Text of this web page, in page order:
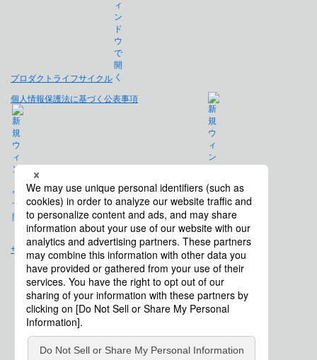
プロダクトライフサイクル
個人情報保護法に基づく公表事項
免責事項
サイトマップ